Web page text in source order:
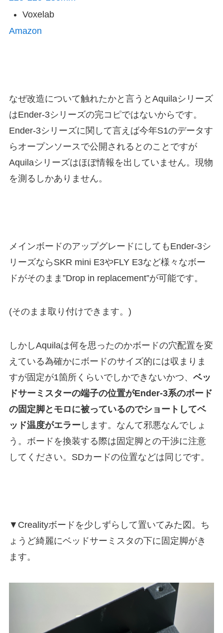
Voxelab
Amazon
なぜ改造について触れたかと言うとAquilaシリーズ
はEnder-3シリーズの完コピではないからです。
Ender-3シリーズに関して言えば今年S1のデータす
らオープンソースで公開されるとのことですが
Aquilaシリーズはほぼ情報を出していません。現物
を測るしかありません。
メインボードのアップグレードにしてもEnder-3シ
リーズならSKR mini E3やFLY E3など様々なボー
ドがそのまま”Drop in replacement”が可能です。
(そのまま取り付けできます。)
しかしAquilaは何を思ったのかボードの穴配置を変
えている為確かにボードのサイズ的には収まりま
すが固定が1箇所くらいでしかできないかつ、 ベッ
ドサーミスターの端子の位置がEnder-3系のボード
の固定脚とモロに被っているのでショートしてベ
ッド温度がエラー します。なんて邪悪なんでしょ
う。ボードを換装する際は固定脚との干渉に注意
してください。SDカードの位置などは同じです。
▼Crealityボードを少しずらして置いてみた図。ち
ょうど綺麗にベッドサーミスタの下に固定脚がき
ます。